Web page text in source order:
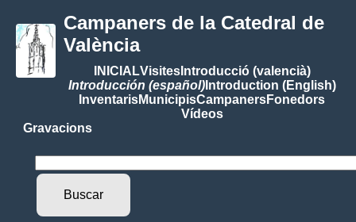
Campaners de la Catedral de
València
INICIALVisitesIntroducció (valencià)
Introducción (español)Introduction (English)
InventarisMunicipisCampanersFonedors
Vídeos
Gravacions